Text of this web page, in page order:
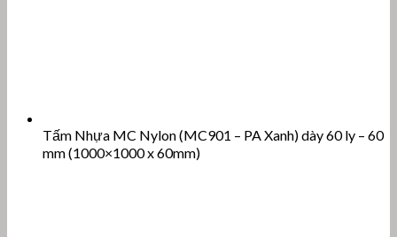
Tấm Nhựa MC Nylon (MC901 – PA Xanh) dày 60 ly – 60
mm (1000×1000 x 60mm)